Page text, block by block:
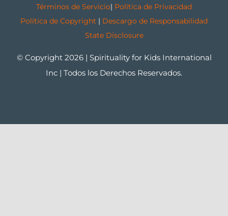
Términos de Servicio| Política de Privacidad
Política de Copyright | Descargo de Responsabilidad
State Disclosure
© Copyright 2026 | Spirituality for Kids International
Inc | Todos los Derechos Reservados.